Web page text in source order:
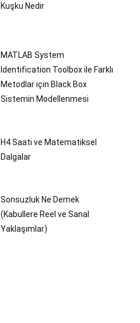
Kuşku Nedir
MATLAB System
Identification Toolbox ile Farklı
Metodlar için Black Box
Sistemin Modellenmesi
H4 Saati ve Matematiksel
Dalgalar
Sonsuzluk Ne Demek
(Kabullere Reel ve Sanal
Yaklaşımlar)